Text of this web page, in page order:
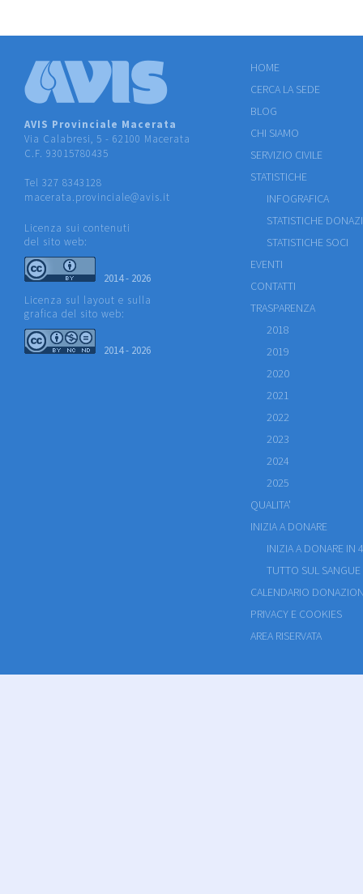
AVIS Provinciale Macerata
Via Calabresi, 5 - 62100 Macerata
C.F. 93015780435
Tel 327 8343128
macerata.provinciale@avis.it
Licenza sui contenuti
del sito web:
2014 - 2026
Licenza sul layout e sulla
grafica del sito web:
2014 - 2026
HOME
CERCA LA SEDE
BLOG
CHI SIAMO
SERVIZIO CIVILE
STATISTICHE
INFOGRAFICA
STATISTICHE
STATISTICHE SOCI
EVENTI
CONTATTI
TRASPARENZA
2018
2019
2020
2021
2022
2023
2024
2025
QUALITA'
INIZIA A DONARE
INIZIA A DONARE IN
TUTTO SUL SANGUE
CALENDARIO
PRIVACY E COOKIES
AREA RISERVATA